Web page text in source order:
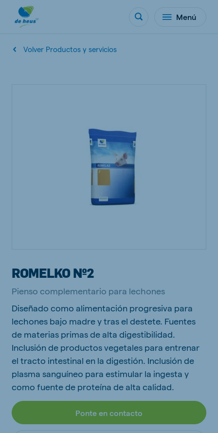
Menú
Volver Productos y servicios
ROMELKO Nº2
Pienso complementario para lechones
Diseñado como alimentación progresiva para
lechones bajo madre y tras el destete. Fuentes
de materias primas de alta digestibilidad.
Inclusión de productos vegetales para entrenar
el tracto intestinal en la digestión. Inclusión de
plasma sanguíneo para estimular la ingesta y
como fuente de proteína de alta calidad.
Ponte en contacto